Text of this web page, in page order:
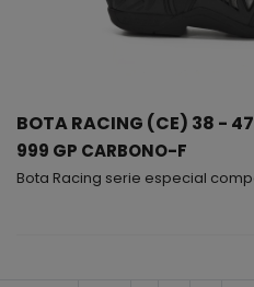
BOTA RACING (CE) 38 - 47
999 GP CARBONO-F